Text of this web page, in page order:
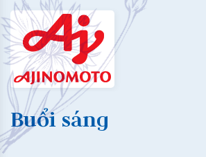
Buổi sáng